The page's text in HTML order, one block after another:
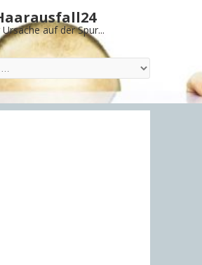
auf der Spur...